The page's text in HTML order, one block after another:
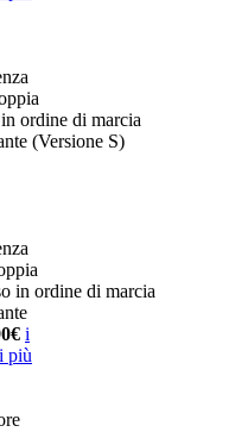
ordine di marcia
(Versione S)
in ordine di marcia
i
più